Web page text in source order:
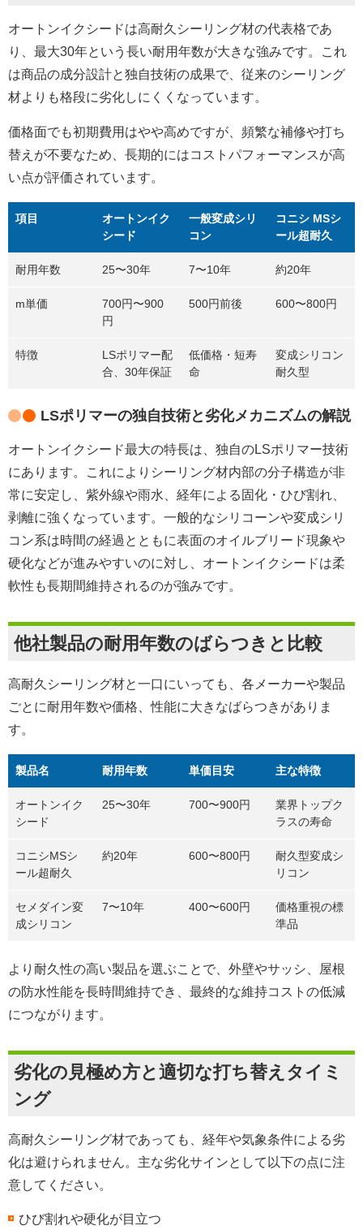
オートンイクシードは高耐久シーリング材の代表格であ
り、最大30年という長い耐用年数が大きな強みです。これ
は商品の成分設計と独自技術の成果で、従来のシーリング
材よりも格段に劣化しにくくなっています。
価格面でも初期費用はやや高めですが、頻繁な補修や打ち
替えが不要なため、長期的にはコストパフォーマンスが高
い点が評価されています。
項目
オートンイク
シード
一般変成シリ
コン
コニシ MSシ
ール超耐久
耐用年数 25〜30年 7〜10年 約20年
m単価
700円〜900
円
500円前後 600〜800円
特徴
LSポリマー配
合、30年保証
低価格・短寿
命
変成シリコン
耐久型
LSポリマーの独自技術と劣化メカニズムの解説
オートンイクシード最大の特長は、独自のLSポリマー技術
にあります。これによりシーリング材内部の分子構造が非
常に安定し、紫外線や雨水、経年による固化・ひび割れ、
剥離に強くなっています。一般的なシリコーンや変成シリ
コン系は時間の経過とともに表面のオイルブリード現象や
硬化などが進みやすいのに対し、オートンイクシードは柔
軟性も長期間維持されるのが強みです。
他社製品の耐用年数のばらつきと比較
高耐久シーリング材と一口にいっても、各メーカーや製品
ごとに耐用年数や価格、性能に大きなばらつきがありま
す。
製品名 耐用年数 単価目安 主な特徴
オートンイク
シード
25〜30年 700〜900円
業界トップク
ラスの寿命
コニシMSシ
ール超耐久
約20年 600〜800円
耐久型変成シ
リコン
セメダイン変
成シリコン
7〜10年 400〜600円
価格重視の標
準品
より耐久性の高い製品を選ぶことで、外壁やサッシ、屋根
の防水性能を長時間維持でき、最終的な維持コストの低減
につながります。
劣化の見極め方と適切な打ち替えタイミ
ング
高耐久シーリング材であっても、経年や気象条件による劣
化は避けられません。主な劣化サインとして以下の点に注
意してください。
ひび割れや硬化が目立つ